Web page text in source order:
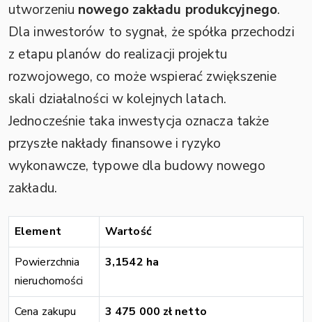
utworzeniu nowego zakładu produkcyjnego.
Dla inwestorów to sygnał, że spółka przechodzi
z etapu planów do realizacji projektu
rozwojowego, co może wspierać zwiększenie
skali działalności w kolejnych latach.
Jednocześnie taka inwestycja oznacza także
przyszłe nakłady finansowe i ryzyko
wykonawcze, typowe dla budowy nowego
zakładu.
Element
Wartość
Powierzchnia
nieruchomości
3,1542 ha
Cena zakupu
3 475 000 zł netto